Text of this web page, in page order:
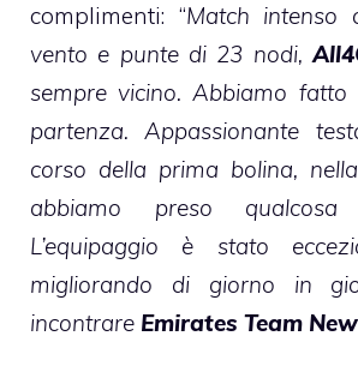
complimenti: “Match intenso
vento e punte di 23 nodi,
sempre vicino. Abbiamo fatto
partenza. Appassionante
corso della prima bolina,
abbiamo preso
L’equipaggio è stato
migliorando di giorno in
incontrare Emirates Team